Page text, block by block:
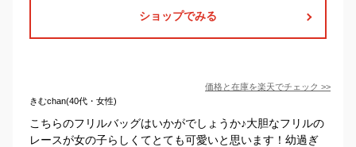
ショップでみる
価格と在庫を楽天でチェック >>
きむchan(40代・女性)
こちらのフリルバッグはいかがでしょうか♪大胆なフリルの
レースが女の子らしくてとても可愛いと思います！幼過ぎ